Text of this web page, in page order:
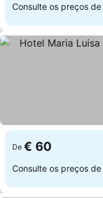
Consulte os preços de
De € 60
Consulte os preços de